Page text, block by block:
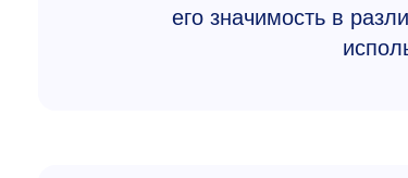
его значимость в